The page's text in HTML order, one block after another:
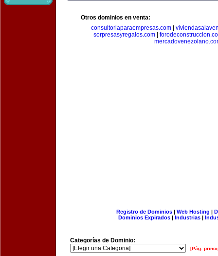
Otros dominios en venta:
consultoriaparaempresas.com|
sorpresasyregalos.com|
Registro de Dominios| Web Hosting |
Dominios Expirados | Industrias |
Categorías de Dominio:
[Pág.